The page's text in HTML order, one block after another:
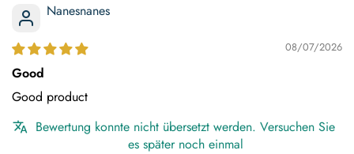
Nanesnanes
08/07/2026
Good
Good product
Bewertung konnte nicht übersetzt werden. Versuchen Sie
es später noch einmal